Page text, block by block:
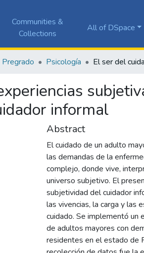
Communities &
Collections
All of DSpace
Pregrado Psicología
informal
Abstract
El cuidado de un adulto
las demandas de la
complejo, donde vive,
universo subjetivo. El
subjetividad del cuidador
las vivencias, la carga y las
cuidado. Se implementó un
de adultos mayores con
residentes en el estado de